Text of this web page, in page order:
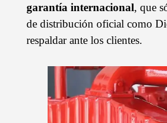
garantía internacional, que
de distribución oficial como
respaldar ante los clientes.